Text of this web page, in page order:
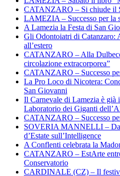
CATANZARO – Si chiude il
LAMEZIA – Successo per la
A Lamezia la Festa di San
Gli Odontoiatri di Catanzaro:
all’estero
CATANZARO – Alla
circolazione extracorporea”
CATANZARO – Successo
La Pro Loco di Nicotera:
San Giovanni
Il Carnevale di Lamezia è già
Laboratorio dei Giganti
CATANZARO – Successo
SOVERIA MANNELLI – Dal
d’Estate sull’Intelligence
A Conflenti celebrata la
CATANZARO – EstArte
Conservatorio
CARDINALE (CZ) – Il